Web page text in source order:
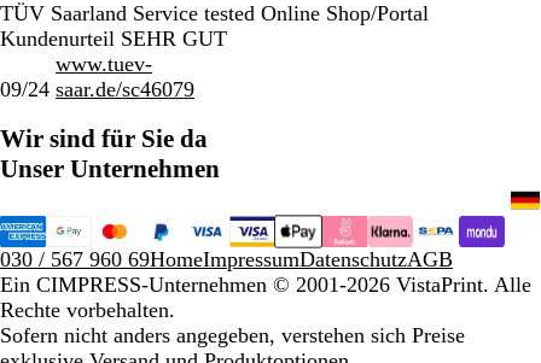
TÜV Saarland Service tested Online Shop/Portal
Kundenurteil SEHR GUT
09/24
www.tuev-
saar.de/sc46079
Wir sind für Sie da
Unser Unternehmen
030 / 567 960 69HomeImpressumDatenschutzAGB
Ein CIMPRESS-Unternehmen © 2001-2026 VistaPrint. Alle
Rechte vorbehalten.
Sofern nicht anders angegeben, verstehen sich Preise